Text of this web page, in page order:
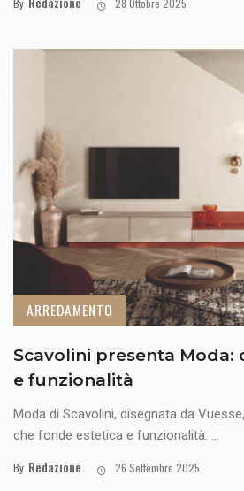
ARREDAMENTO
Scavolini presenta
e funzionalità
Moda di Scavolini, disegnata da
che fonde estetica e funzionalità. ...
By Redazione 26 Settembre 2025